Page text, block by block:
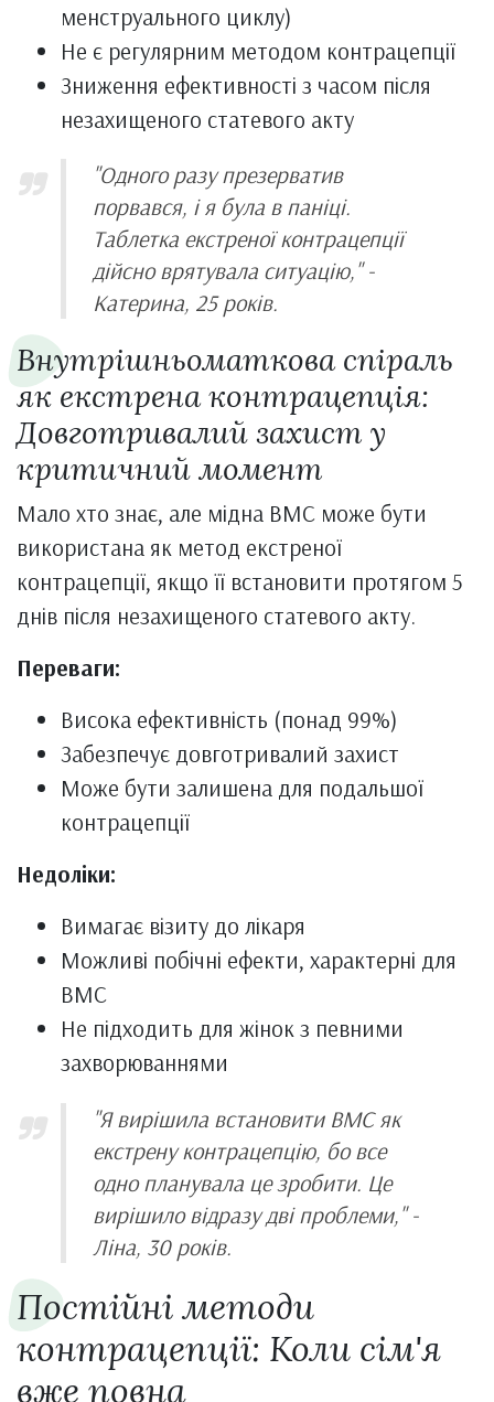
менструального циклу)
Не є регулярним методом контрацепції
Зниження ефективності з часом після
незахищеного статевого акту
"Одного разу презерватив
порвався, і я була в паніці.
Таблетка екстреної контрацепції
дійсно врятувала ситуацію," -
Катерина, 25 років.
Внутрішньоматкова спіраль
як екстрена контрацепція:
Довготривалий захист у
критичний момент
Мало хто знає, але мідна ВМС може бути
використана як метод екстреної
контрацепції, якщо її встановити протягом 5
днів після незахищеного статевого акту.
Переваги:
Висока ефективність (понад 99%)
Забезпечує довготривалий захист
Може бути залишена для подальшої
контрацепції
Недоліки:
Вимагає візиту до лікаря
Можливі побічні ефекти, характерні для
ВМС
Не підходить для жінок з певними
захворюваннями
"Я вирішила встановити ВМС як
екстрену контрацепцію, бо все
одно планувала це зробити. Це
вирішило відразу дві проблеми," -
Ліна, 30 років.
Постійні методи
контрацепції: Коли сім'я
вже повна